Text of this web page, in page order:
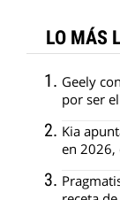
LO MÁS
Geely
por ser
Kia
en 2026,